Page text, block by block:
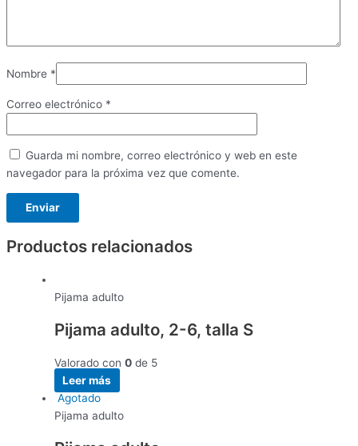
Nombre *
Correo electrónico *
Guarda mi nombre, correo electrónico y web en este
navegador para la próxima vez que comente.
Productos relacionados
Pijama adulto
Pijama adulto, 2-6, talla S
Valorado con 0 de 5
Leer más
Agotado
Pijama adulto